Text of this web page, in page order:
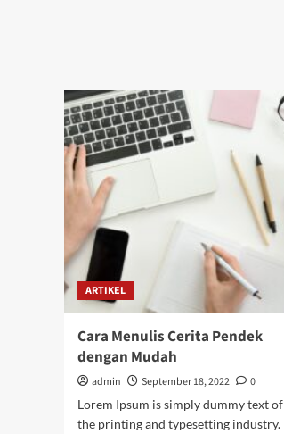
ARTIKEL
Cara Menulis Cerita Pendek
dengan Mudah
admin September 18, 2022
0
Lorem Ipsum is simply dummy text of
the printing and typesetting industry.